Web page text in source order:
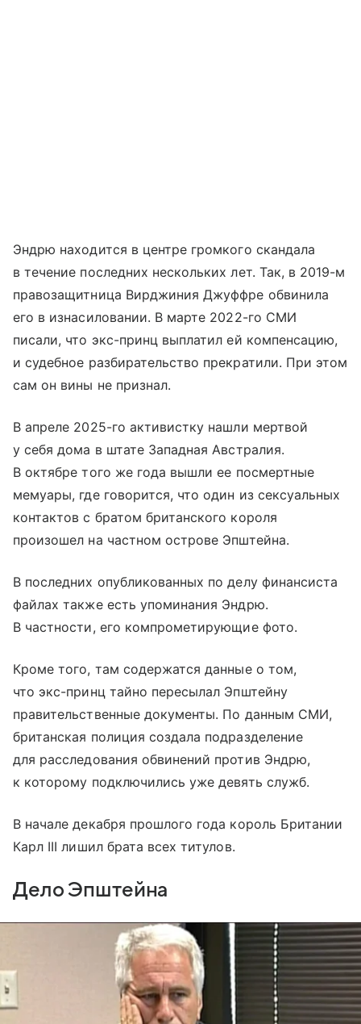
Эндрю находится в центре громкого скандала
в течение последних нескольких лет. Так, в 2019-м
правозащитница Вирджиния Джуффре обвинила
его в изнасиловании. В марте 2022-го СМИ
писали, что экс-принц выплатил ей компенсацию,
и судебное разбирательство прекратили. При этом
сам он вины не признал.
В апреле 2025-го активистку нашли мертвой
у себя дома в штате Западная Австралия.
В октябре того же года вышли ее посмертные
мемуары, где говорится, что один из сексуальных
контактов с братом британского короля
произошел на частном острове Эпштейна.
В последних опубликованных по делу финансиста
файлах также есть упоминания Эндрю.
В частности, его компрометирующие фото.
Кроме того, там содержатся данные о том,
что экс-принц тайно пересылал Эпштейну
правительственные документы. По данным СМИ,
британская полиция создала подразделение
для расследования обвинений против Эндрю,
к которому подключились уже девять служб.
В начале декабря прошлого года король Британии
Карл III лишил брата всех титулов.
Дело Эпштейна